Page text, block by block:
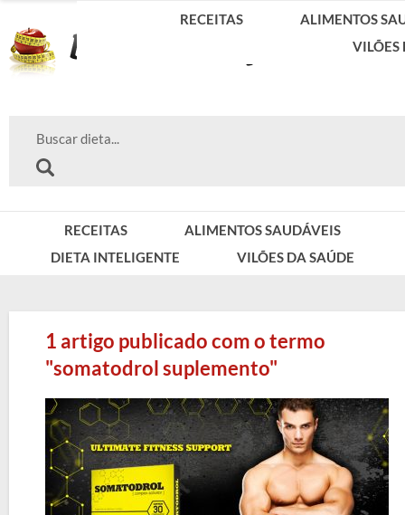
RECEITAS
ALIMENTOS SAUDÁVEIS
DIETA INTELIGENTE
VILÕES DA SAÚDE
RECEITAS
ALIMENTOS
VILÕES
1 artigo publicado com o termo
"somatodrol suplemento"